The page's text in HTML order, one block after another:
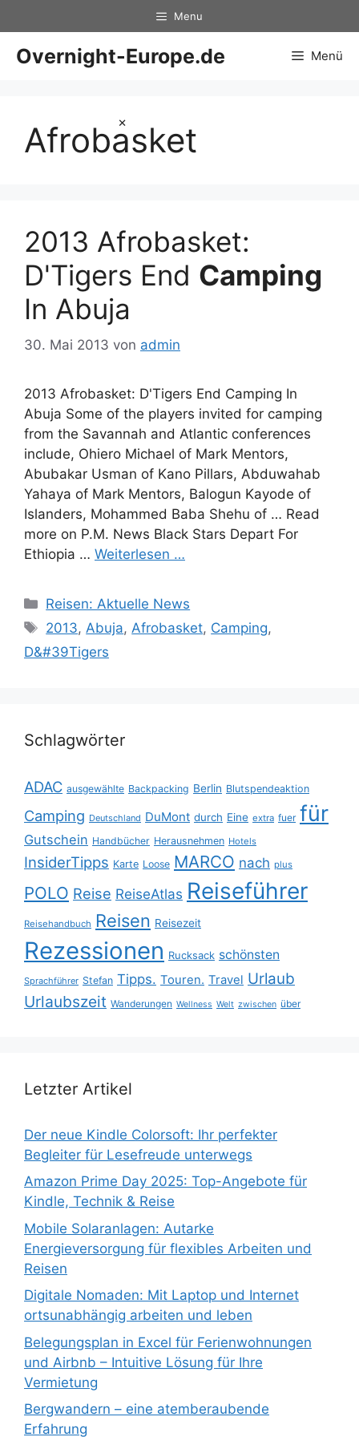
×
Inhalt
springen
Menu
Overnight-Europe.de Menü
Afrobasket
2013 Afrobasket:
D'Tigers End Camping
In Abuja
30. Mai 2013 von admin
2013 Afrobasket: D'Tigers End Camping In
Abuja Some of the players invited for camping
from the Savannah and Atlantic conferences
include, Ohiero Michael of Mark Mentors,
Abubakar Usman of Kano Pillars, Abduwahab
Yahaya of Mark Mentors, Balogun Kayode of
Islanders, Mohammed Baba Shehu of … Read
more on P.M. News Black Stars Depart For
Ethiopia … Weiterlesen …
Kategorien
Reisen: Aktuelle News
Schlagwörter
2013, Abuja, Afrobasket, Camping,
D&#39Tigers
Schlagwörter
ADAC ausgewählte Backpacking Berlin Blutspendeaktion
Camping Deutschland DuMont durch Eine extra fuer für
Gutschein Handbücher Herausnehmen Hotels
InsiderTipps Karte Loose MARCO nach plus
POLO Reise ReiseAtlas Reiseführer
Reisehandbuch Reisen Reisezeit
Rezessionen Rucksack schönsten
Sprachführer Stefan Tipps. Touren. Travel Urlaub
Urlaubszeit Wanderungen Wellness Welt zwischen über
Letzter Artikel
Der neue Kindle Colorsoft: Ihr perfekter
Begleiter für Lesefreude unterwegs
Amazon Prime Day 2025: Top-Angebote für
Kindle, Technik & Reise
Mobile Solaranlagen: Autarke
Energieversorgung für flexibles Arbeiten und
Reisen
Digitale Nomaden: Mit Laptop und Internet
ortsunabhängig arbeiten und leben
Belegungsplan in Excel für Ferienwohnungen
und Airbnb – Intuitive Lösung für Ihre
Vermietung
Bergwandern – eine atemberaubende
Erfahrung